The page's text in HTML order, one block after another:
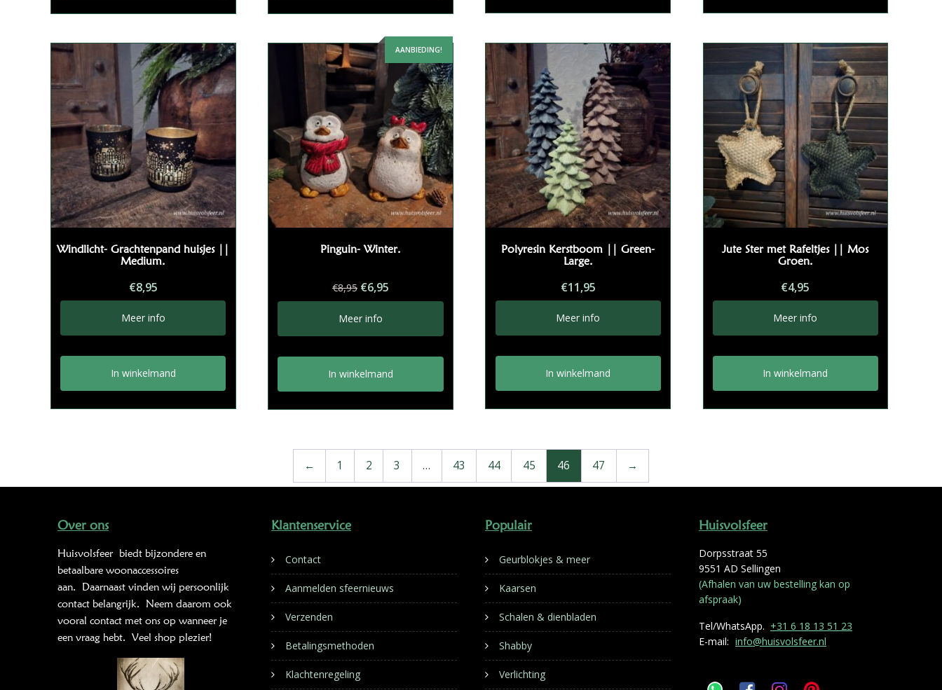
Windlicht- Grachtenpand huisjes ||
Medium.
€8,95
Meer info
In winkelmand
AANBIEDING!
Pinguin- Winter.
€8,95 Oorspronkelijke
prijs
was:
€8,95.
€6,95Huidige
prijs
€6,95.
Meer info
In winkelmand
Polyresin Kerstboom || Green-
Large.
€11,95
Meer info
In winkelmand
Jute Ster met Rafeltjes || Mos
Groen.
€4,95
Meer info
In winkelmand
← 1 2 3 … 43 44 45 46 47 →
Over ons
Huisvolsfeer biedt bijzondere en
betaalbare woonaccessoires
aan. Daarnaast vinden wij persoonlijk
contact belangrijk. Neem daarom ook
vooral contact met ons op wanneer je
een vraag hebt. Veel shop plezier!
Klantenservice
Contact
Aanmelden sfeernieuws
Verzenden
Betalingsmethoden
Klachtenregeling
Populair
Geurblokjes & meer
Kaarsen
Schalen & dienbladen
Shabby
Verlichting
Huisvolsfeer
Dorpsstraat 55
9551 AD Sellingen
(Afhalen van uw bestelling kan op
afspraak)
Tel/WhatsApp. +31 6 18 13 51 23
E-mail: info@huisvolsfeer.nl